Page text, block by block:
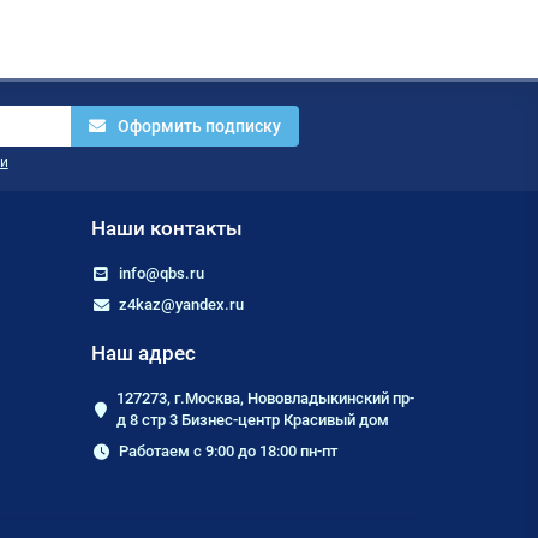
Оформить подписку
Наши контакты
info@qbs.ru
z4kaz@yandex.ru
Наш адрес
127273, г.Москва, Нововладыкинский пр-
д 8 стр 3 Бизнес-центр Красивый дом
Работаем с 9:00 до 18:00 пн-пт